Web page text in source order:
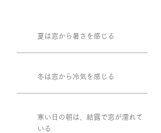
夏は窓から暑さを感じる
冬は窓から冷気を感じる
寒い日の朝は、結露で窓が濡れて
いる